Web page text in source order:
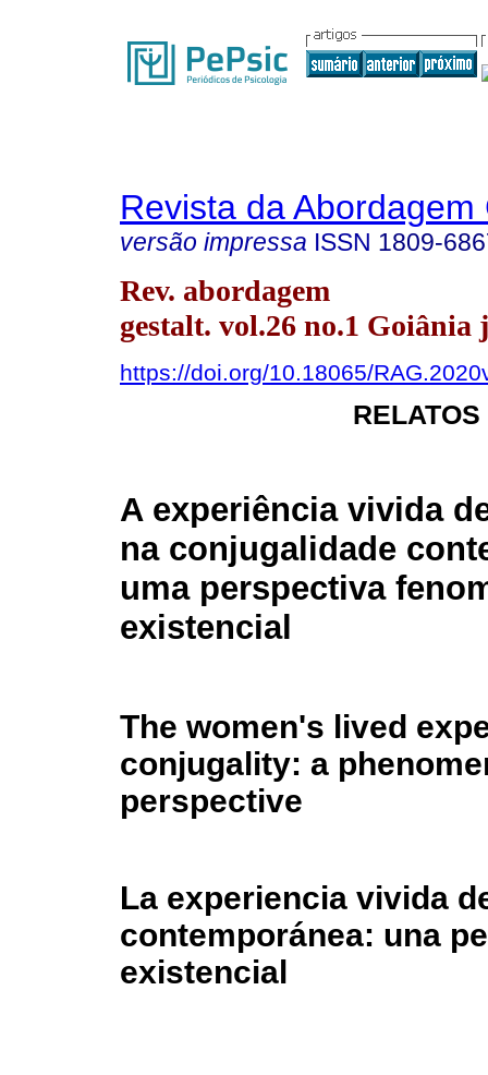
Revista da Abordagem
versão impressa ISSN 1809-
Rev. abordagem
gestalt. vol.26 no.1 Goiânia
https://doi.org/10.18065/
A experiência vivida
na conjugalidade
uma perspectiva
existencial
The women's lived
conjugality: a
perspective
La experiencia vivida
contemporánea: una
existencial